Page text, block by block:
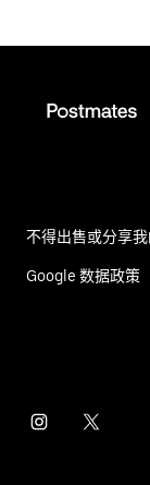
不得出售或分享
Google 数据政策